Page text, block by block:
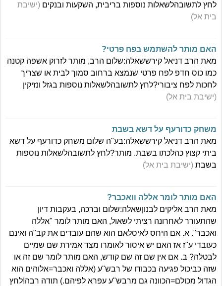
לחץ לתשובהלשאלות נוספות בריבית, השקעות ובנקים (ישיבת
בית אל)
האם מותר להשתמש בפח פרטי?
מאת הרב דניאל קירששאלה:שלום הרב, מותר לזרוק אשפה קטנה
כמו כוס חדפ לפח פרטי שנמצא ברחוב סמוך לבית או שצריך
לחכות לפח ציבורי?לחץ לתשובהלשאלות נוספות בגזל ונזיקין
(ישיבת בית אל)
משחק כדורעף על דשא בשבת
מאת הרב דניאל קירששאלה:בע"ה שלום משחק כדורעף על דשא
ביתי קצוץ כהלכתו בשבת. מותר?לחץ לתשובהלשאלות נוספות
בשבת (ישיבת בית אל)
האם מותר לומר אללה וואכבר?
מאת הרב אליקים לבנוןשאלה:שלום וברכה, בעקבות דיון
שהתעורר לאחרונה רציתי לשאול, האם מותר לומר "אללה
ואכבר". א. אם היחס לאיסלאם הוא שהם עובדים את קב"ה ואינם
כעובדי ע"ז אז האם יש איסור לאומרו מצד אמירת שם שמיים
לבטלה? ב. אם אין שם זה שם קודש, האם מותר לומר שם זה או
שזה כביכול פגיעה בכבודו של רבש"ע (אללה ואכבר=אלוהים הוא
הגדול מכולם=הכוונה גם מרבש"ע עפרא לפיהם.) תודה רבה!לחץ